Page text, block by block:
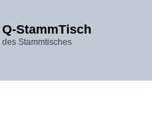
StammTisch
des Stammtisches